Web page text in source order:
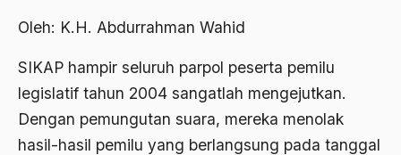
Oleh: K.H. Abdurrahman Wahid
SIKAP hampir seluruh parpol peserta pemilu
legislatif tahun 2004 sangatlah mengejutkan.
Dengan pemungutan suara, mereka menolak
hasil-hasil pemilu yang berlangsung pada tanggal
2009
2007
2006
Abdullah Sungkar
Abdullah Syafi'i
Abdurrahman Addakhil
abdurrahman wahid